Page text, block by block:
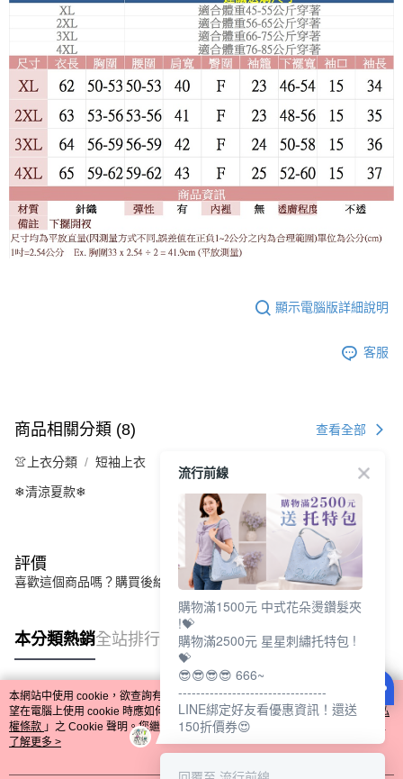
顯示電腦版詳細說明
客服
商品相關分類 (8) 查看全部
👚上衣分類 短袖上衣
❄清涼夏款❄
評價
喜歡這個商品嗎？購買後給他一個好評吧
本分類熱銷全站排行
熱門標籤
本網站中使用 cookie，欲查詢有關本網站使用 cookie 方式之詳情，及若您不希
望在電腦上使用 cookie 時應如何變更電腦的 cookie 設定，請參閱本網站「
隱私
權條款 」之 Cookie 聲明。您繼續使用本網站即表示您同意本公司得按本網站使
用條款之 Cookie 聲明使用 cookie。
了解更多 >
流行前線
購物滿1500元 中式花朵燙鑽髮夾
!💝
購物滿2500元 星星刺繡托特包 !
💝
😎😎😎😎 666~
---------------------------------
LINE綁定好友看優惠資訊！還送
150折價券😍